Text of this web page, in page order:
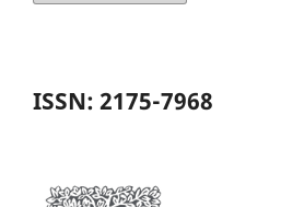
ISSN: 2175-7968